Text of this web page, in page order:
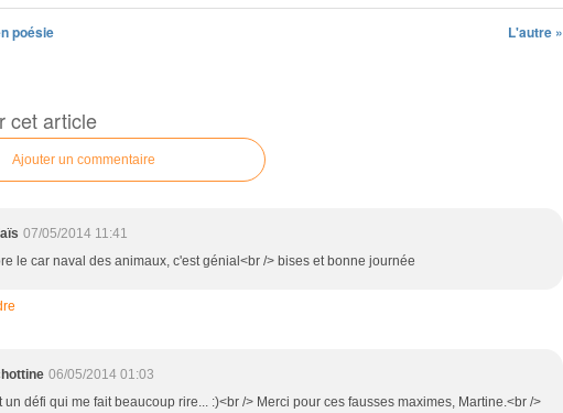
poésie L'autre »
cet article
Ajouter un commentaire
07/05/2014 11:41
le car naval des animaux, c'est génial<br /> bises et bonne journée
06/05/2014 01:03
un défi qui me fait beaucoup rire... :)<br /> Merci pour ces fausses maximes, Martine.<br />